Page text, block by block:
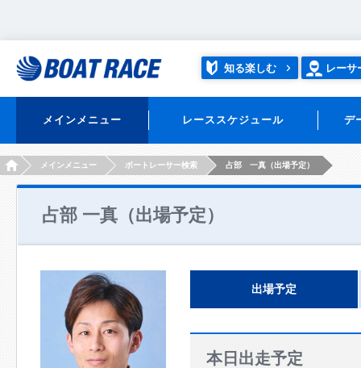
知る楽しむ レーサ
メインメニュー レーススケジュール デ
HOMEメインメニュー ボートレーサー検索 占部 一真（出場予定）
占部 一真（出場予定）
出場予定
本日出走予定